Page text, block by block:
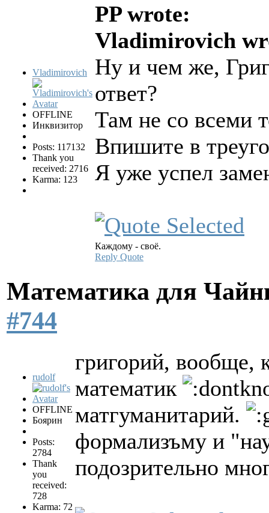
Vladimirovich
OFFLINE
Инквизитор
Posts: 117132
Thank you
received: 2716
Karma: 123
PP wrote:
Vladimirovich
Ну и чем же,
ответ?
Там не со всеми
Впишите в
Я уже успел
Каждому - своё.
Reply Quote
Математика для
#744
rudolf
OFFLINE
Боярин
Posts:
2784
Thank
you
received:
728
Karma: 72
григорий, вообще,
математик
матгуманитарий.
формализъму и
подозрительно